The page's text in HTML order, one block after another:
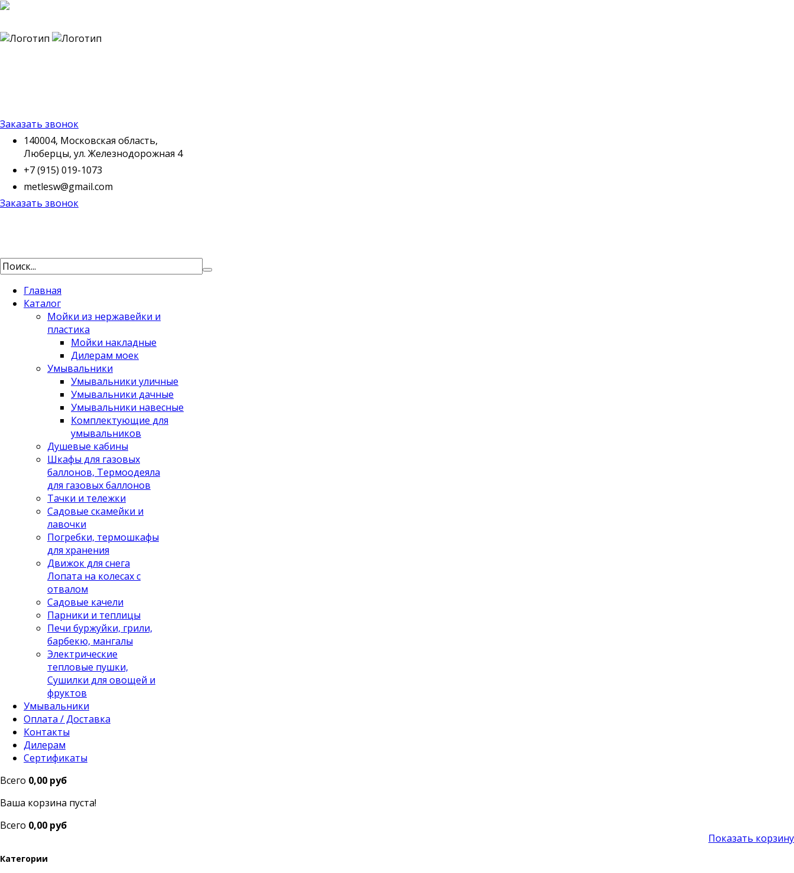
Заказать звонок
140004, Московская область,
Люберцы, ул. Железнодорожная 4
+7 (915) 019-1073
metlesw@gmail.com
Заказать звонок
Главная
Каталог
Мойки из нержавейки и
пластика
Мойки накладные
Дилерам моек
Умывальники
Умывальники уличные
Умывальники дачные
Умывальники навесные
Комплектующие для
умывальников
Душевые кабины
Шкафы для газовых
баллонов, Термоодеяла
для газовых баллонов
Тачки и тележки
Садовые скамейки и
лавочки
Погребки, термошкафы
для хранения
Движок для снега
Лопата на колесах с
отвалом
Садовые качели
Парники и теплицы
Печи буржуйки, грили,
барбекю, мангалы
Электрические
тепловые пушки,
Сушилки для овощей и
фруктов
Умывальники
Оплата / Доставка
Контакты
Дилерам
Сертификаты
Всего 0,00 руб
Ваша корзина пуста!
Всего 0,00 руб
Показать корзину
Категории